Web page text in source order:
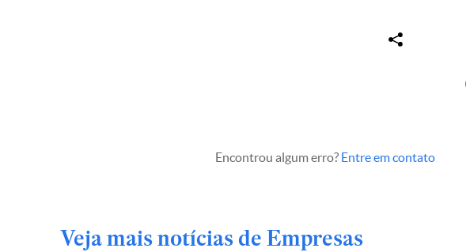
Encontrou algum erro? Entre em contato
Veja mais notícias de Empresas